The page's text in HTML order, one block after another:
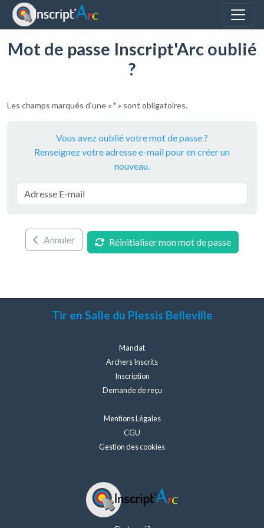
Mot de passe Inscript'Arc oublié
?
Les champs marqués d'une «*» sont obligatoires.
Vous avez oublié votre mot de passe ?
Renseignez votre adresse e-mail pour en créer un
nouveau.
Annuler Réinitialiser mon mot de passe
Tir en Salle du Plessis Belleville
Mandat
Archers Inscrits
Inscription
Demande de reçu
Mentions Légales
CGU
Gestion des cookies
Panneau de gestion des cookies